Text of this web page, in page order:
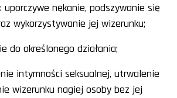
uporczywe nękanie, podszywanie się
wykorzystywanie jej wizerunku;
do określonego działania;
intymności seksualnej, utrwalenie
wizerunku nagiej osoby bez jej